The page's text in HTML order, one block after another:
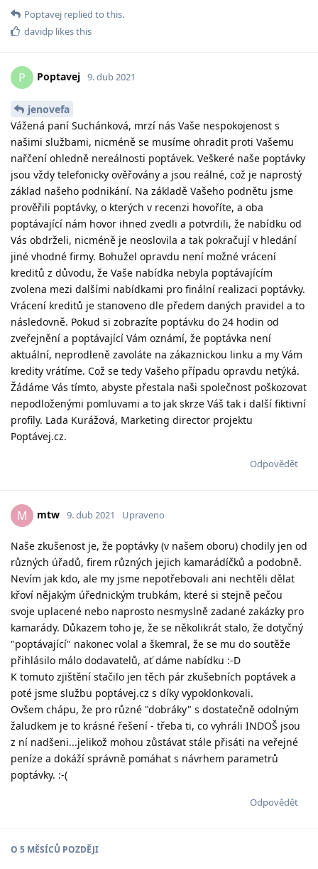
Poptavej replied to this.
davidp likes this
P Poptavej 9. dub 2021
jenovefa
Vážená paní Suchánková, mrzí nás Vaše nespokojenost s
našimi službami, nicméně se musíme ohradit proti Vašemu
nařčení ohledně nereálnosti poptávek. Veškeré naše poptávky
jsou vždy telefonicky ověřovány a jsou reálné, což je naprostý
základ našeho podnikání. Na základě Vašeho podnětu jsme
prověřili poptávky, o kterých v recenzi hovoříte, a oba
poptávající nám hovor ihned zvedli a potvrdili, že nabídku od
Vás obdrželi, nicméně je neoslovila a tak pokračují v hledání
jiné vhodné firmy. Bohužel opravdu není možné vrácení
kreditů z důvodu, že Vaše nabídka nebyla poptávajícím
zvolena mezi dalšími nabídkami pro finální realizaci poptávky.
Vrácení kreditů je stanoveno dle předem daných pravidel a to
následovně. Pokud si zobrazíte poptávku do 24 hodin od
zveřejnění a poptávající Vám oznámí, že poptávka není
aktuální, neprodleně zavoláte na zákaznickou linku a my Vám
kredity vrátíme. Což se tedy Vašeho případu opravdu netýká.
Žádáme Vás tímto, abyste přestala naši společnost poškozovat
nepodloženými pomluvami a to jak skrze Váš tak i další fiktivní
profily. Lada Kurážová, Marketing director projektu
Poptávej.cz.
Odpovědět
M mtw 9. dub 2021 Upraveno
Naše zkušenost je, že poptávky (v našem oboru) chodily jen od
různých úřadů, firem různých jejich kamarádíčků a podobně.
Nevím jak kdo, ale my jsme nepotřebovali ani nechtěli dělat
křoví nějakým úřednickým trubkám, které si stejně pečou
svoje uplacené nebo naprosto nesmyslně zadané zakázky pro
kamarády. Důkazem toho je, že se několikrát stalo, že dotyčný
"poptávající" nakonec volal a škemral, že se mu do soutěže
přihlásilo málo dodavatelů, ať dáme nabídku :-D
K tomuto zjištění stačilo jen těch pár zkušebních poptávek a
poté jsme službu poptávej.cz s díky vypoklonkovali.
Ovšem chápu, že pro různé "dobráky" s dostatečně odolným
žaludkem je to krásné řešení - třeba ti, co vyhráli INDOŠ jsou
z ní nadšeni...jelikož mohou zůstávat stále přisáti na veřejné
peníze a dokáží správně pomáhat s návrhem parametrů
poptávky. :-(
Odpovědět
O 5 MĚSÍCŮ POZDĚJI